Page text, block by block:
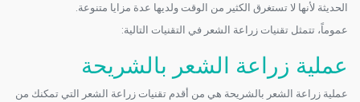
الحديثة لأنها لا تستغرق الكثير من الوقت ولديها عدة مزايا متنوعة.
عموماً، تتمثل تقنيات زراعة الشعر في التقنيات التالية:
عملية زراعة الشعر بالشريحة
عملية زراعة الشعر بالشريحة هي من أقدم تقنيات زراعة الشعر التي تمكنك من